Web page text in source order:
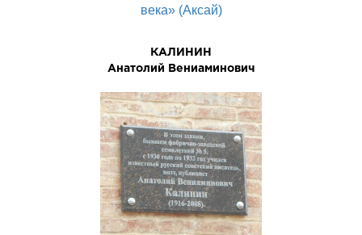
века» (Аксай)
КАЛИНИН
Анатолий Вениаминович